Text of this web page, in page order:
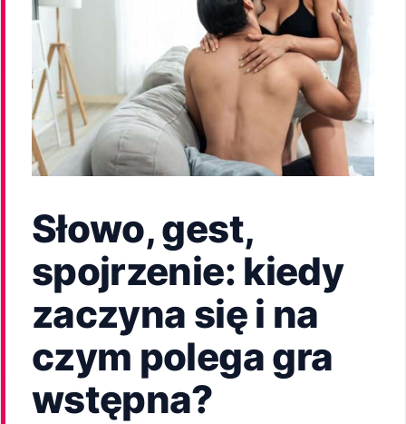
Słowo, gest,
spojrzenie: kiedy
zaczyna się i na
czym polega gra
wstępna?